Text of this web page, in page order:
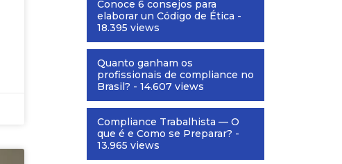
Conoce 6 consejos para
elaborar un Código de Ética -
18.395 views
Quanto ganham os
profissionais de compliance no
Brasil? - 14.607 views
Compliance Trabalhista — O
que é e Como se Preparar? -
13.965 views